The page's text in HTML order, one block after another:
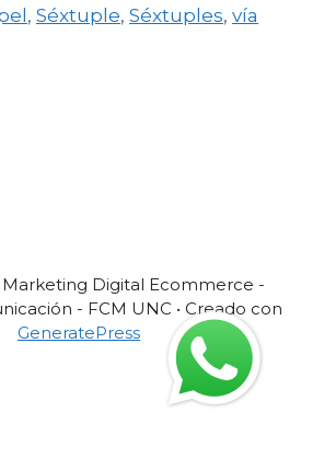
, Séxtuple, Séxtuples, vía
Digital Ecommerce -
- FCM UNC • Creado con
GeneratePress